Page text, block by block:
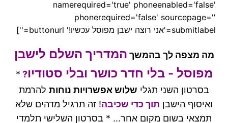
namerequired='true' phoneenabled='false'
phonerequired='false' sourcepage=''
submitlabel='אני רוצה ישבן מפוסל עכשיו!' buttonurl='']
מה מצפה לך בהמשך המדריך השלם לישבן
מפוסל - בלי חדר כושר ובלי סטודיו?
*
בסרטון השני תגלי שלוש אפשרויות נוחות להרמת
ואיסוף הישבן תוך כדי שכיבה! זה תרגיל מדהים שלא
תמצאי בשום מקום אחר... * בסרטון השלישי תלמדי